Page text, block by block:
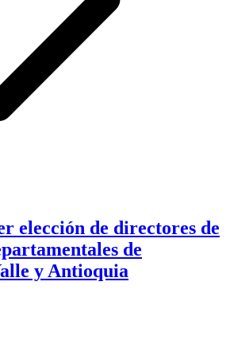
elección de directores de
de
y Antioquia